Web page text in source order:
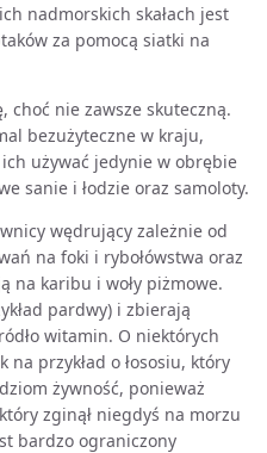
nadmorskich skałach jest
za pomocą siatki na
choć nie zawsze skuteczną.
bezużyteczne w kraju,
używać jedynie w obrębie
sanie i łodzie oraz samoloty.
wędrujący zależnie od
na foki i rybołówstwa oraz
na karibu i woły piżmowe.
pardwy) i zbierają
witamin. O niektórych
przykład o łososiu, który
żywność, ponieważ
zginął niegdyś na morzu
bardzo ograniczony